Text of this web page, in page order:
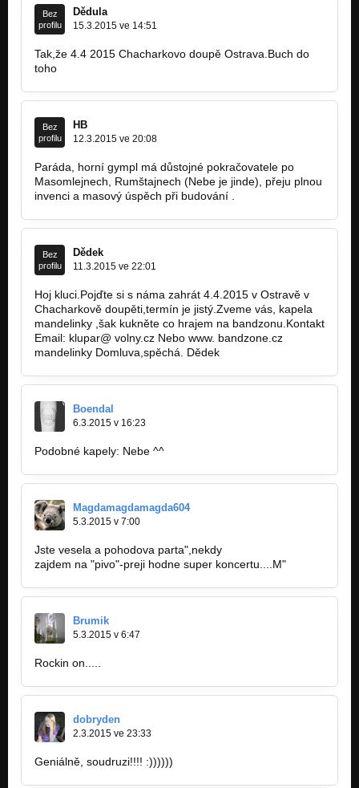
Bez
profilu
Dědula
15.3.2015 ve 14:51
Tak,že 4.4 2015 Chacharkovo doupě Ostrava.Buch do
toho
Bez
profilu
HB
12.3.2015 ve 20:08
Paráda, horní gympl má důstojné pokračovatele po
Masomlejnech, Rumštajnech (Nebe je jinde), přeju plnou
invenci a masový úspěch při budování .
Bez
profilu
Dědek
11.3.2015 ve 22:01
Hoj kluci.Pojďte si s náma zahrát 4.4.2015 v Ostravě v
Chacharkově doupěti,termín je jistý.Zveme vás, kapela
mandelinky ,šak kukněte co hrajem na bandzonu.Kontakt
Email: klupar@ volny.cz Nebo www. bandzone.cz
mandelinky Domluva,spěchá. Dědek
Boendal
6.3.2015 v 16:23
Podobné kapely: Nebe ^^
Magdamagdamagda604
5.3.2015 v 7:00
Jste vesela a pohodova parta",nekdy
zajdem na "pivo"-preji hodne super koncertu....M"
Brumik
5.3.2015 v 6:47
Rockin on.....
dobryden
2.3.2015 ve 23:33
Geniálně, soudruzi!!!! :))))))